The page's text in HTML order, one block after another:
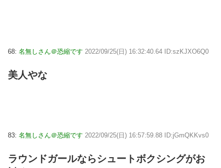
68: 名無しさん＠恐縮です 2022/09/25(日) 16:32:40.64 ID:szKJXO6Q0
美人やな
83: 名無しさん＠恐縮です 2022/09/25(日) 16:57:59.88 ID:jGmQKKvs0
ラウンドガールならシュートボクシングがお